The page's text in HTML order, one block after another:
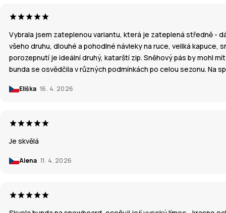
Vybrala jsem zateplenou variantu, která je zateplená středně -
všeho druhu, dlouhé a pohodlné návleky na ruce, veliká kapuce,
porozepnutí je ideální druhý, katarští zip. Sněhový pás by mohl
bunda se osvědčila v různých podmínkách po celou sezonu. Na
Eliška 16. 4. 2026
Je skvělá
Alena 11. 4. 2026